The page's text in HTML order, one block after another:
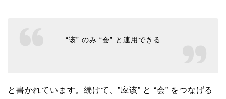
“该” のみ “会” と連用できる.
と書かれています。続けて、”应该” と “会” をつなげる